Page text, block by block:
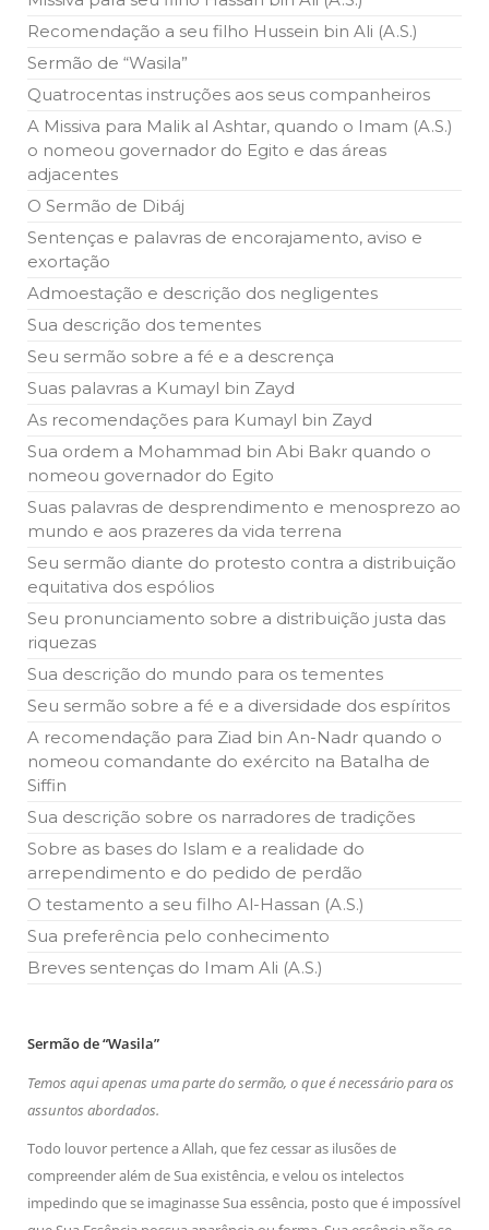
Falecimento do Imam Ali Ibn Al-Hussein
(A.S.)
data em que relembramos o martírio do quarto Imam dos
(A.S.), conhecido por “Zein Al-Ábidin” (Formosura
NOTÍCIAS
Centro Islâmico no Brasil recebe o ex-
ministro das Relações Exteriores da
Na noite da quinta-feira, 03 de Abril, o Centro Islâmico no
Brasil recebeu em sua sede, em São Paulo, o ex-ministro das
Relações Exteriores da República Islâmica do Irã, Sr. Kamal
Kharrazi, que encontra-se visitando
Recomendação a seu filho Hussein bin Ali (A.S.)
Sermão de “Wasila”
Quatrocentas instruções aos seus companheiros
A Missiva para Malik al Ashtar, quando o Imam (A.S.)
o nomeou governador do Egito e das áreas
adjacentes
O Sermão de Dibáj
Sentenças e palavras de encorajamento, aviso e
exortação
Admoestação e descrição dos negligentes
Sua descrição dos tementes
Seu sermão sobre a fé e a descrença
Suas palavras a Kumayl bin Zayd
As recomendações para Kumayl bin Zayd
Sua ordem a Mohammad bin Abi Bakr quando o
nomeou governador do Egito
Suas palavras de desprendimento e menosprezo ao
mundo e aos prazeres da vida terrena
Seu sermão diante do protesto contra a distribuição
equitativa dos espólios
Seu pronunciamento sobre a distribuição justa das
riquezas
Sua descrição do mundo para os tementes
Seu sermão sobre a fé e a diversidade dos espíritos
A recomendação para Ziad bin An-Nadr quando o
nomeou comandante do exército na Batalha de
Siffin
Sua descrição sobre os narradores de tradições
Sobre as bases do Islam e a realidade do
arrependimento e do pedido de perdão
O testamento a seu filho Al-Hassan (A.S.)
Sua preferência pelo conhecimento
Breves sentenças do Imam Ali (A.S.)
Sermão de “Wasila”
Temos aqui apenas uma parte do sermão, o que é necessário para os
assuntos abordados.
Todo louvor pertence a Allah, que fez cessar as ilusões de
compreender além de Sua existência, e velou os intelectos
impedindo que se imaginasse Sua essência, posto que é impossível